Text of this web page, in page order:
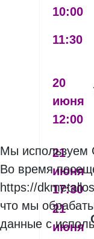
10:00
11:30
20
июня
12:00
21
июня
17:30
21
июня
Мы используем
Во время
https://
что мы
данные с